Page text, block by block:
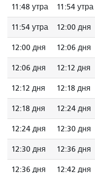
11:48 утра 11:54 утра
11:54 утра 12:00 дня
12:00 дня 12:06 дня
12:06 дня 12:12 дня
12:12 дня 12:18 дня
12:18 дня 12:24 дня
12:24 дня 12:30 дня
12:30 дня 12:36 дня
12:36 дня 12:42 дня